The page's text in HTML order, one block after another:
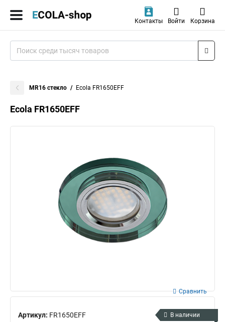
Контакты Войти Корзина
MR16 стекло Ecola FR1650EFF
Ecola FR1650EFF
Артикул: FR1650EFF
Сравнить
В наличии